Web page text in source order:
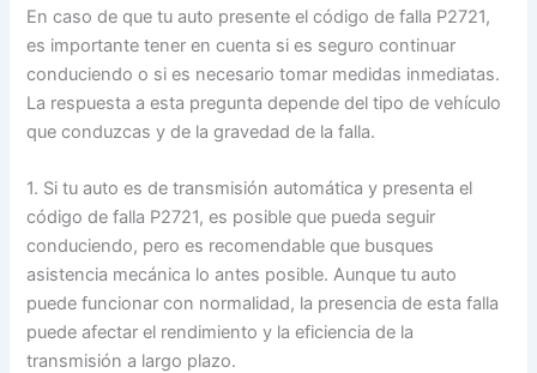
En caso de que tu auto presente el código de falla P2721,
es importante tener en cuenta si es seguro continuar
conduciendo o si es necesario tomar medidas inmediatas.
La respuesta a esta pregunta depende del tipo de vehículo
que conduzcas y de la gravedad de la falla.
1. Si tu auto es de transmisión automática y presenta el
código de falla P2721, es posible que pueda seguir
conduciendo, pero es recomendable que busques
asistencia mecánica lo antes posible. Aunque tu auto
puede funcionar con normalidad, la presencia de esta falla
puede afectar el rendimiento y la eficiencia de la
transmisión a largo plazo.